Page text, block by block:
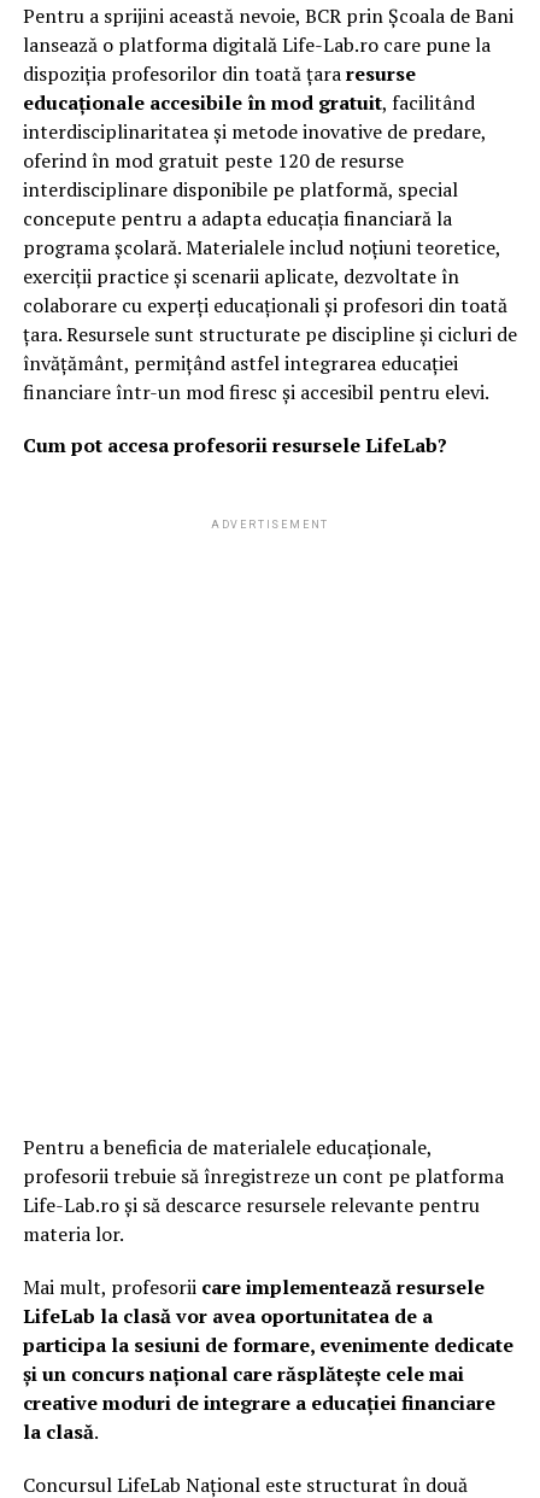
Pentru a sprijini această nevoie, BCR prin Școala de Bani
lansează o platforma digitală Life-Lab.ro care pune la
dispoziția profesorilor din toată țararesurse
educaționale accesibile în mod gratuit, facilitând
interdisciplinaritatea și metode inovative de predare,
oferind în mod gratuit peste 120 de resurse
interdisciplinare disponibile pe platformă, special
concepute pentru a adapta educația financiară la
programa școlară. Materialele includ noțiuni teoretice,
exerciții practice și scenarii aplicate, dezvoltate în
colaborare cu experți educaționali și profesori din toată
țara. Resursele sunt structurate pe discipline și cicluri de
învățământ, permițând astfel integrarea educației
financiare într-un mod firesc și accesibil pentru elevi.
Cum pot accesa profesorii resursele LifeLab?
ADVERTISEMENT
Pentru a beneficia de materialele educaționale,
profesorii trebuie să înregistreze un cont pe platforma
Life-Lab.ro și să descarce resursele relevante pentru
materia lor.
Mai mult, profesorii care implementează resursele
LifeLab la clasă vor avea oportunitatea de a
participa la sesiuni de formare, evenimente dedicate
și un concurs național care răsplătește cele mai
creative moduri de integrare a educației financiare
la clasă.
Concursul LifeLab Național este structurat în două